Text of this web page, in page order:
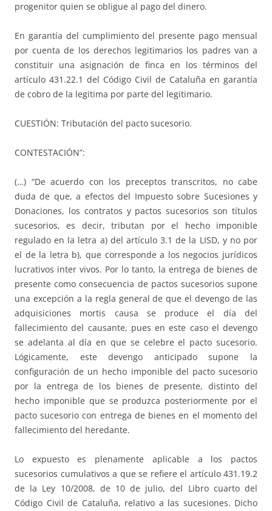
progenitor quien se obligue al pago del dinero.
En garantía del cumplimiento del presente pago mensual
por cuenta de los derechos legitimarios los padres van a
constituir una asignación de finca en los términos del
artículo 431.22.1 del Código Civil de Cataluña en garantía
de cobro de la legitima por parte del legitimario.
CUESTIÓN: Tributación del pacto sucesorio.
CONTESTACIÓN”:
(…) “De acuerdo con los preceptos transcritos, no cabe
duda de que, a efectos del Impuesto sobre Sucesiones y
Donaciones, los contratos y pactos sucesorios son títulos
sucesorios, es decir, tributan por el hecho imponible
regulado en la letra a) del artículo 3.1 de la LISD, y no por
el de la letra b), que corresponde a los negocios jurídicos
lucrativos inter vivos. Por lo tanto, la entrega de bienes de
presente como consecuencia de pactos sucesorios supone
una excepción a la regla general de que el devengo de las
adquisiciones mortis causa se produce el día del
fallecimiento del causante, pues en este caso el devengo
se adelanta al día en que se celebre el pacto sucesorio.
Lógicamente, este devengo anticipado supone la
configuración de un hecho imponible del pacto sucesorio
por la entrega de los bienes de presente, distinto del
hecho imponible que se produzca posteriormente por el
pacto sucesorio con entrega de bienes en el momento del
fallecimiento del heredante.
Lo expuesto es plenamente aplicable a los pactos
sucesorios cumulativos a que se refiere el artículo 431.19.2
de la Ley 10/2008, de 10 de julio, del Libro cuarto del
Código Civil de Cataluña, relativo a las sucesiones. Dicho